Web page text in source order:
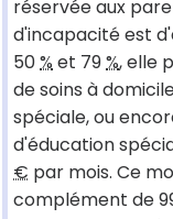
réservée aux
d'incapacité est
50%et 79%, elle
de soins à
spéciale, ou
d'éducation
€ par mois. Ce
complément de